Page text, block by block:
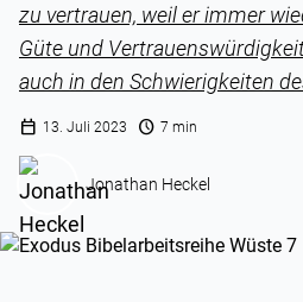
zu vertrauen, weil er immer
Güte und
auch in den Schwierigkeiten
calendar_today 13. Juli 2023 schedule 7 min
Jonathan Heckel